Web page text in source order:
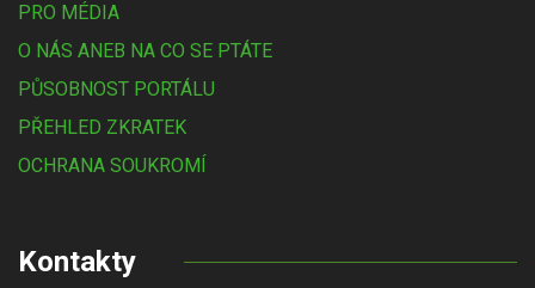
PRO MÉDIA
O NÁS ANEB NA CO SE PTÁTE
PŮSOBNOST PORTÁLU
PŘEHLED ZKRATEK
OCHRANA SOUKROMÍ
Kontakty